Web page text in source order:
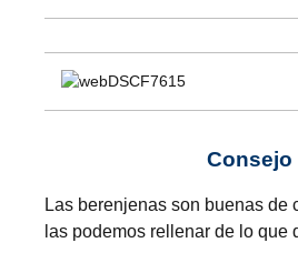
Consejo
Las berenjenas son buenas de
las podemos rellenar de lo que